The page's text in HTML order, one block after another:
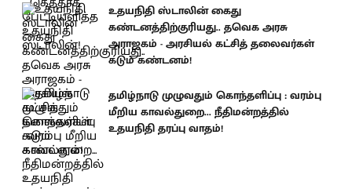
உதயநிதி ஸ்டாலின் கைது
கண்டனத்திற்குரியது.. தவெக அரசு
அராஜகம் - அரசியல் கட்சித் தலைவர்கள்
கடும் கண்டனம்!
தமிழ்நாடு முழுவதும் கொந்தளிப்பு : வரம்பு
மீறிய காவல்துறை... நீதிமன்றத்தில்
உதயநிதி தரப்பு வாதம்!